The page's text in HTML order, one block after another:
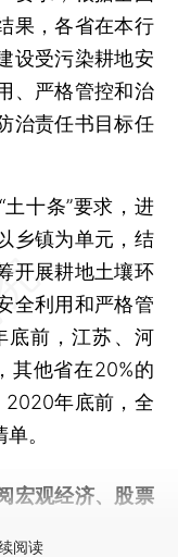
果，各省在本行
设受污染耕地安
、严格管控和治
治责任书目标任
十条”要求，进
乡镇为单元，结
开展耕地土壤环
全利用和严格管
底前，江苏、河
其他省在20%的
2020年底前，全
。
宏观经济、股票
阅读